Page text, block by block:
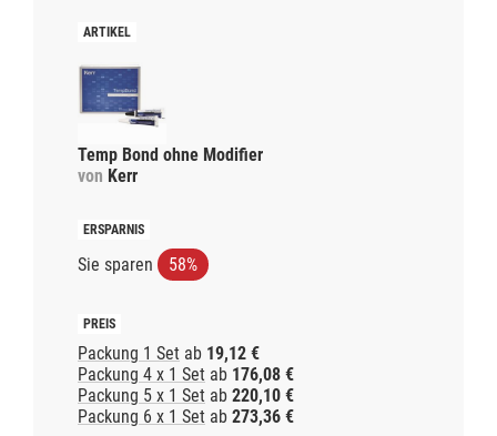
Temp Bond ohne Modifier
von Kerr
Sie sparen 58%
Packung 1 Set ab 19,12 €
Packung 4 x 1 Set ab 176,08 €
Packung 5 x 1 Set ab 220,10 €
Packung 6 x 1 Set ab 273,36 €